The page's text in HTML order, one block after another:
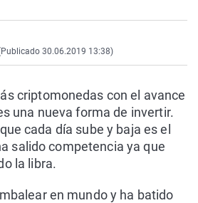
Como el perro y el
Equipo de
Operación Viuda
La Rioja
Navarra
País Vasco
Elecciones
30.06.2019 13:38)
criptomonedas con el avance
una nueva forma de invertir.
cada día sube y baja es el
salido competencia ya que
la libra.
en mundo y ha batido